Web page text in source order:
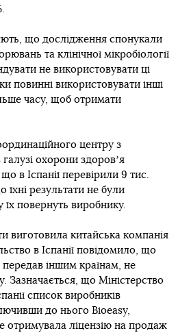
що дослідження спонукали
та клінічної мікробіології
не використовувати ці
повинні використовувати інші
часу, щоб отримати
центру з
охорони здоровʼя
в Іспанії перевірили 9 тис.
їхні результати не були
повернуть виробнику.
виготовила китайська компанія
в Іспанії повідомило, що
іншим країнам, не
Зазначається, що Міністерство
список виробників
до нього Bioeasy,
отримувала ліцензію на продаж